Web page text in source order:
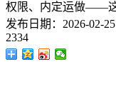
权限、内定运做——
发布日期： 2026-02-
2334